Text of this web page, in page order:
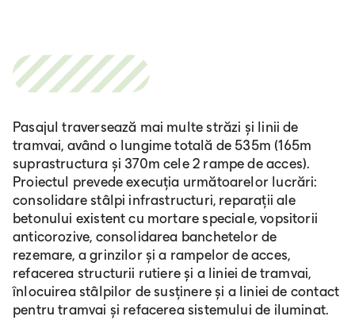
Pasajul traversează mai multe străzi și linii de
tramvai, având o lungime totală de 535m (165m
suprastructura și 370m cele 2 rampe de acces).
Proiectul prevede execuția următoarelor lucrări:
consolidare stâlpi infrastructuri, reparații ale
betonului existent cu mortare speciale, vopsitorii
anticorozive, consolidarea banchetelor de
rezemare, a grinzilor și a rampelor de acces,
refacerea structurii rutiere și a liniei de tramvai,
înlocuirea stâlpilor de susținere și a liniei de contact
pentru tramvai și refacerea sistemului de iluminat.